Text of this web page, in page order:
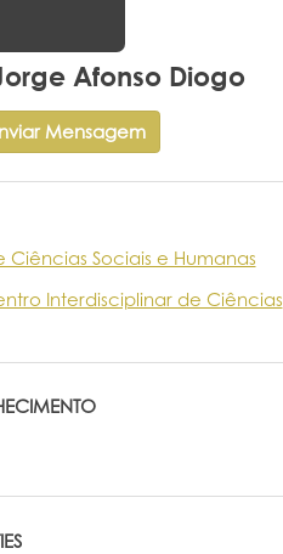
Afonso Diogo
Mensagem
Ciências Sociais e Humanas
Interdisciplinar de Ciências